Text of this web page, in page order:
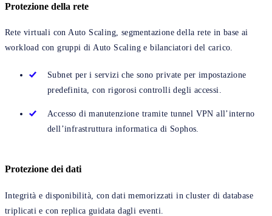
Protezione della rete
Rete virtuali con Auto Scaling, segmentazione della rete in base ai
workload con gruppi di Auto Scaling e bilanciatori del carico.
Subnet per i servizi che sono private per impostazione
predefinita, con rigorosi controlli degli accessi.
Accesso di manutenzione tramite tunnel VPN all’interno
dell’infrastruttura informatica di Sophos.
Protezione dei dati
Integrità e disponibilità, con dati memorizzati in cluster di database
triplicati e con replica guidata dagli eventi.